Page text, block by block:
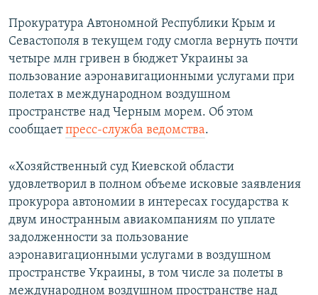
Прокуратура Автономной Республики Крым и
Севастополя в текущем году смогла вернуть почти
четыре млн гривен в бюджет Украины за
пользование аэронавигационными услугами при
полетах в международном воздушном
пространстве над Черным морем. Об этом
сообщаетпресс-служба ведомства.
«Хозяйственный суд Киевской области
удовлетворил в полном объеме исковые заявления
прокурора автономии в интересах государства к
двум иностранным авиакомпаниям по уплате
задолженности за пользование
аэронавигационными услугами в воздушном
пространстве Украины, в том числе за полеты в
международном воздушном пространстве над